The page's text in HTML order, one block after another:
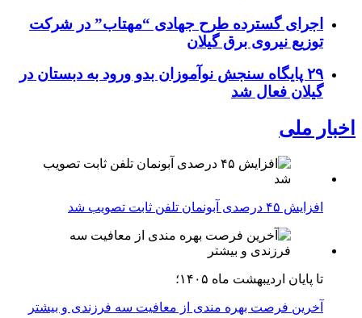
اجرای گسترده طرح جهادی “مهتاب” در شرکت
توزیع نیروی برق گیلان
۲۹ پایگاه سنجش نوآموزان بدو ورود به دبستان در
گیلان فعال شد
اخبار ملی
افزایش ۴۵ درصدی آبونمان تلفن ثابت تصویب شد
تا پایان اردیبهشت ماه ۱۴۰۵؛
آخرین فرصت بهره مندی از معافیت سه فرزندی و بیشتر